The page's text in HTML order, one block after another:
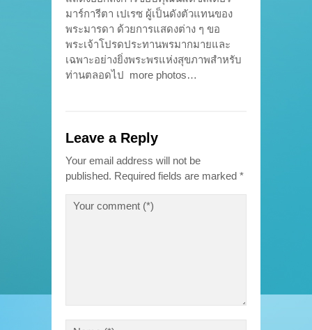
มาร์การีตา เปเรซ ผู้เป็นดังตัวแทนของ
พระมารดา ด้วยการแสดงต่าง ๆ ขอ
พระเจ้าโปรดประทานพรมากมายและ
เฉพาะอย่างยิ่งพระพรแห่งสุขภาพสำหรับ
ท่านตลอดไป more photos…
Leave a Reply
Your email address will not be
published. Required fields are marked *